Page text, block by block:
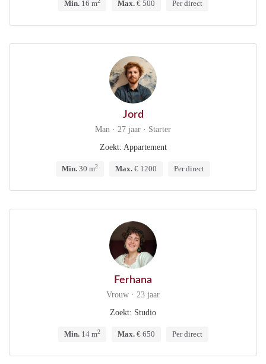
Min.16 m Max.€ 500 Per direct
Jord
Man · 27 jaar · Starter
Zoekt: Appartement
Min. 30 m2 Max. € 1200 Per direct
Ferhana
Vrouw · 23 jaar
Zoekt: Studio
Min.14 m2 Max.€ 650 Per direct